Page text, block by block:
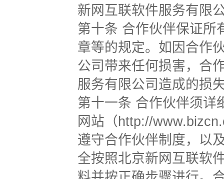
新网互联软件服务有限
第十条 合作伙伴保证所
章等的规定。如因合作
公司带来任何损害，合
服务有限公司造成的损
第十一条 合作伙伴须详
网站（http://
遵守合作伙伴制度，以
全按照北京新网互联软